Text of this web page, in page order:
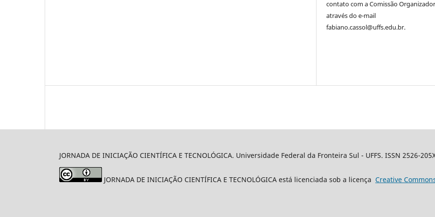
contato com a Comissão
através do e-mail
fabiano.cassol@uffs.edu.br.
JORNADA DE INICIAÇÃO CIENTÍFICA E TECNOLÓGICA. Universidade Federal da Fronteira Sul - UFFS. ISSN 2526-
JORNADA DE INICIAÇÃO CIENTÍFICA E TECNOLÓGICA está licenciada sob a licença Creative